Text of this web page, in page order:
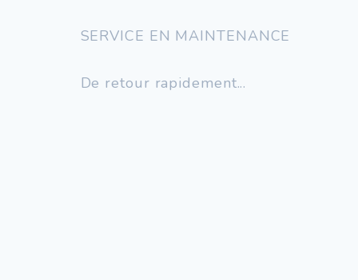
SERVICE EN MAINTENANCE
De retour rapidement...